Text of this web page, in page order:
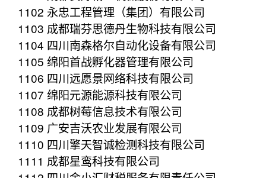
1102 永忠工程管理（集团）有限公司
1103 成都瑞芬思德丹生物科技有限公司
1104 四川南森格尔自动化设备有限公司
1105 绵阳首战孵化器管理有限公司
1106 四川远愿景网络科技有限公司
1107 绵阳元源能源科技有限公司
1108 成都树莓信息技术有限公司
1109 广安吉沃农业发展有限公司
1110 四川擎天智诚检测科技有限公司
1111 成都星鸾科技有限公司